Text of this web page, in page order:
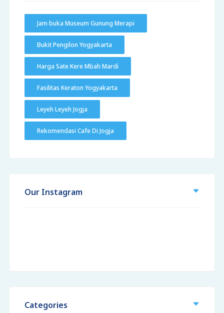
Jam buka Museum Gunung Merapi
Bukit Pengilon Yogyakarta
Harga Sate Kere Mbah Mardi
Fasilitas Keraton Yogyakarta
Leyeh Leyeh Jogja
Rekomendasi Cafe Di Jogja
Our Instagram
Categories